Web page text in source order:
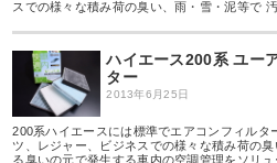
スでの様々な積み荷の臭い、雨・雪・泥等で
ハイエース200系 ユー
ター
2013年6月25日
200系ハイエースには標準でエアコンフィルタ
ツ、レジャー、ビジネスでの様々な積み荷の
る臭いの元で発生する車内の空調管理をソリュ